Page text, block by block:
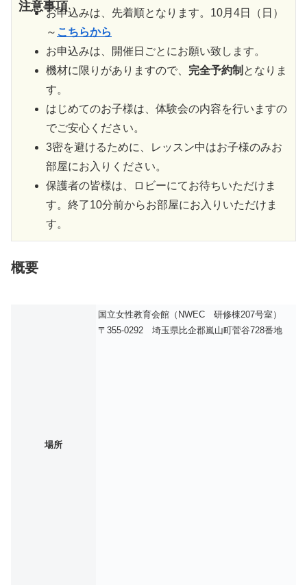
注意事項お申込みは、先着順となります。10月4日（日）
～ こちらから
お申込みは、開催日ごとにお願い致します。
機材に限りがありますので、 完全予約制 となりま
す。
はじめてのお子様は、体験会の内容を行いますの
でご安心ください。
3密を避けるために、レッスン中はお子様のみお
部屋にお入りください。
保護者の皆様は、ロビーにてお待ちいただけま
す。終了10分前からお部屋にお入りいただけま
す。
概要
場所
国立女性教育会館（NWEC 研修棟207号室）
〒355-0292 埼玉県比企郡嵐山町菅谷728番地